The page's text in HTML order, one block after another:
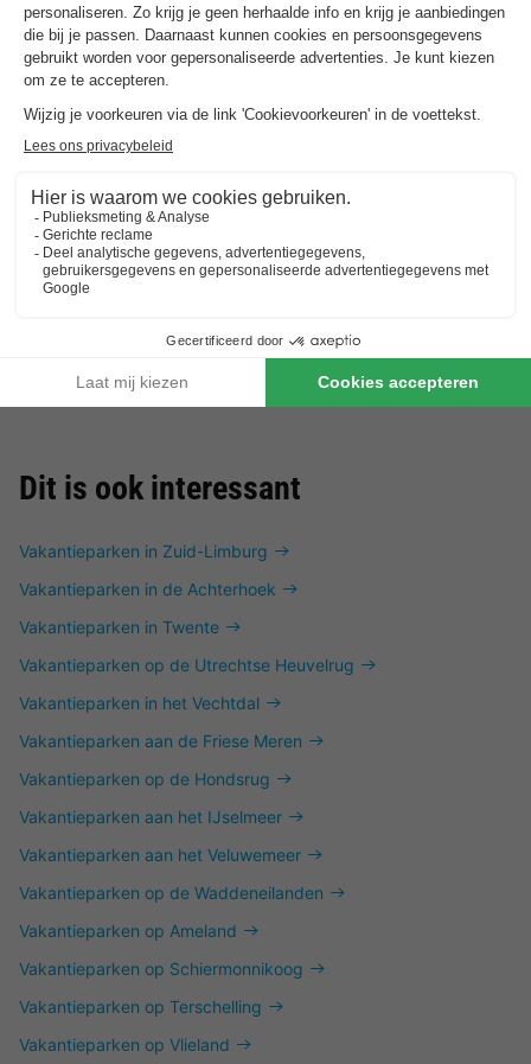
Dit is ook interessant
Vakantieparken in Zuid-Limburg
Vakantieparken in de Achterhoek
Vakantieparken in Twente
Vakantieparken op de Utrechtse Heuvelrug
Vakantieparken in het Vechtdal
Vakantieparken aan de Friese Meren
Vakantieparken op de Hondsrug
Vakantieparken aan het IJselmeer
Vakantieparken aan het Veluwemeer
Vakantieparken op de Waddeneilanden
Vakantieparken op Ameland
Vakantieparken op Schiermonnikoog
Vakantieparken op Terschelling
Vakantieparken op Vlieland